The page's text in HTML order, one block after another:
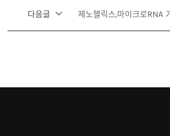
다음글 제노헬릭스,마이크로RNA